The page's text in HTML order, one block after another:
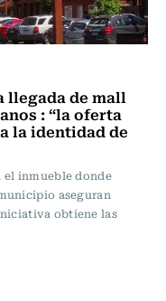
llegada de mall
: “la oferta
la identidad de
inmueble donde
aseguran
obtiene las